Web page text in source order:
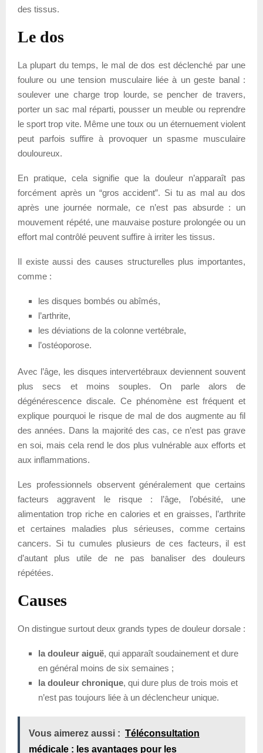
des tissus.
Le dos
La plupart du temps, le mal de dos est déclenché par une
foulure ou une tension musculaire liée à un geste banal :
soulever une charge trop lourde, se pencher de travers,
porter un sac mal réparti, pousser un meuble ou reprendre
le sport trop vite. Même une toux ou un éternuement violent
peut parfois suffire à provoquer un spasme musculaire
douloureux.
En pratique, cela signifie que la douleur n’apparaît pas
forcément après un “gros accident”. Si tu as mal au dos
après une journée normale, ce n’est pas absurde : un
mouvement répété, une mauvaise posture prolongée ou un
effort mal contrôlé peuvent suffire à irriter les tissus.
Il existe aussi des causes structurelles plus importantes,
comme :
les disques bombés ou abîmés,
l’arthrite,
les déviations de la colonne vertébrale,
l’ostéoporose.
Avec l’âge, les disques intervertébraux deviennent souvent
plus secs et moins souples. On parle alors de
dégénérescence discale. Ce phénomène est fréquent et
explique pourquoi le risque de mal de dos augmente au fil
des années. Dans la majorité des cas, ce n’est pas grave
en soi, mais cela rend le dos plus vulnérable aux efforts et
aux inflammations.
Les professionnels observent généralement que certains
facteurs aggravent le risque : l’âge, l’obésité, une
alimentation trop riche en calories et en graisses, l’arthrite
et certaines maladies plus sérieuses, comme certains
cancers. Si tu cumules plusieurs de ces facteurs, il est
d’autant plus utile de ne pas banaliser des douleurs
répétées.
Causes
On distingue surtout deux grands types de douleur dorsale :
la douleur aiguë, qui apparaît soudainement et dure
en général moins de six semaines ;
la douleur chronique, qui dure plus de trois mois et
n’est pas toujours liée à un déclencheur unique.
Vous aimerez aussi : Téléconsultation
médicale : les avantages pour les